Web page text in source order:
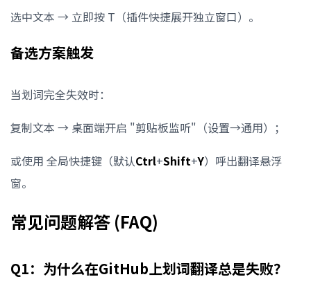
选中文本 → 立即按 T（插件快捷展开独立窗口）。
备选方案触发
当划词完全失效时：
复制文本 → 桌面端开启 "剪贴板监听"（设置→通用）；
或使用 全局快捷键（默认Ctrl+Shift+Y）呼出翻译悬浮
窗。
常见问题解答 (FAQ)
Q1：为什么在GitHub上划词翻译总是失败？